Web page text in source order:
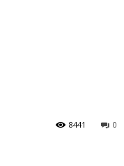
0
8441